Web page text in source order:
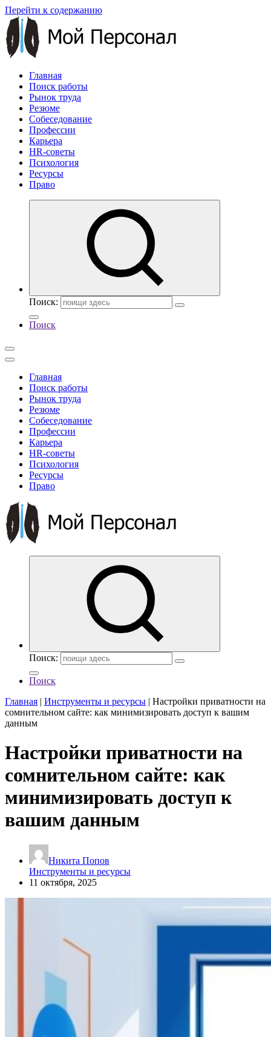
Перейти к содержанию
Главная
Поиск работы
Рынок труда
Резюме
Собеседование
Профессии
Карьера
HR-советы
Психология
Ресурсы
Право
Поиск:
Поиск
Главная
Поиск работы
Рынок труда
Резюме
Собеседование
Профессии
Карьера
HR-советы
Психология
Ресурсы
Право
Поиск:
Поиск
Главная | Инструменты и ресурсы | Настройки приватности на
сомнительном сайте: как минимизировать доступ к вашим
данным
Настройки приватности на
сомнительном сайте: как
минимизировать доступ к
вашим данным
Никита Попов
Инструменты и ресурсы
11 октября, 2025